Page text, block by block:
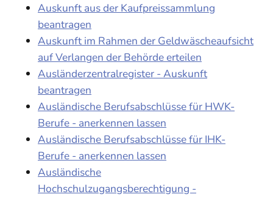
Auskunft aus der Kaufpreissammlung
beantragen
Auskunft im Rahmen der Geldwäscheaufsicht
auf Verlangen der Behörde erteilen
Ausländerzentralregister - Auskunft
beantragen
Ausländische Berufsabschlüsse für HWK-
Berufe - anerkennen lassen
Ausländische Berufsabschlüsse für IHK-
Berufe - anerkennen lassen
Ausländische
Hochschulzugangsberechtigung -